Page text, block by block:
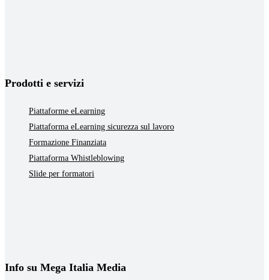
Prodotti e servizi
Piattaforme eLearning
Piattaforma eLearning sicurezza sul lavoro
Formazione Finanziata
Piattaforma Whistleblowing
Slide per formatori
Info su Mega Italia Media